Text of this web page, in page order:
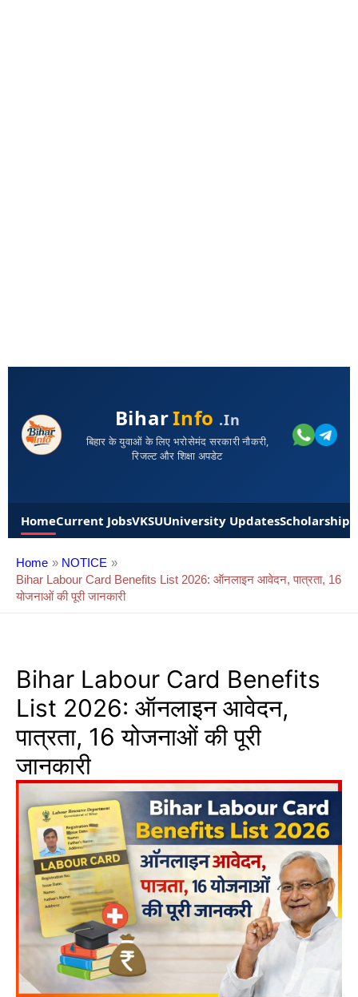
BiharInfo .in
बिहार के युवाओं के लिए भरोसेमंद सरकारी नौकरी,
रिजल्ट और शिक्षा अपडेट
HomeCurrent JobsVKSUUniversity UpdatesScholarships
Home
NOTICE
Bihar Labour Card Benefits List 2026: ऑनलाइन आवेदन, पात्रता, 16
योजनाओं की पूरी जानकारी
Bihar Labour Card Benefits
List 2026: ऑनलाइन आवेदन,
पात्रता, 16 योजनाओं की पूरी
जानकारी